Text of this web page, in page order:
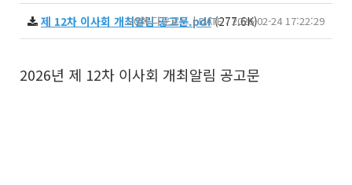
제 12차 이사회 개최알림 공고문.pdf(277.6K)
20회 다운로드 | DATE : 2026-02-24 17:22:29
2026년 제 12차 이사회 개최알림 공고문